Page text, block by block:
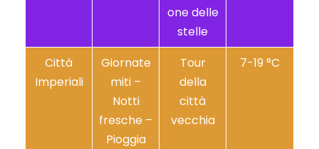
one delle
stelle
Città
Imperiali
Giornate
miti –
Notti
fresche –
Pioggia
Tour
della
città
vecchia
7-19 °C